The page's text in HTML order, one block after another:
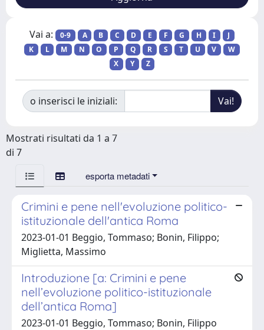
Vai a: 0-9 A B C D E F G H I
J
K
L M N O P Q R S T U V
W
X
Y Z
o inserisci le iniziali:
Mostrati risultati da 1 a 7
di 7
esporta metadati
Crimini e pene nell'evoluzione politico-
istituzionale dell'antica Roma
2023-01-01 Beggio, Tommaso; Bonin, Filippo;
Miglietta, Massimo
Introduzione [a: Crimini e pene
nell’evoluzione politico-istituzionale
dell’antica Roma]
2023-01-01 Beggio, Tommaso; Bonin, Filippo